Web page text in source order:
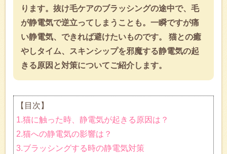
ります。抜け毛ケアのブラッシングの途中で、毛
が静電気で逆立ってしまうことも。一瞬ですが痛
い静電気、できれば避けたいものです。 猫との癒
やしタイム、スキンシップを邪魔する静電気の起
きる原因と対策についてご紹介します。
【目次】
1.猫に触った時、静電気が起きる原因は？
2.猫への静電気の影響は？
3.ブラッシングする時の静電気対策